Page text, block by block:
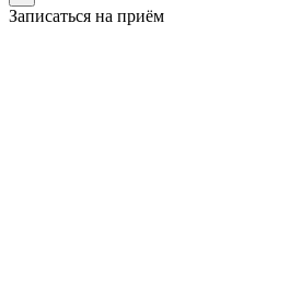
Записаться на приём